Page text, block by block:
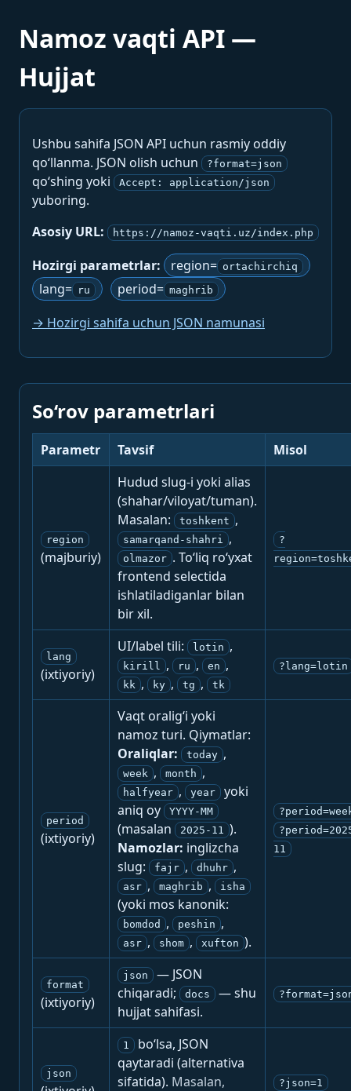
Namoz vaqti API —
Hujjat
Ushbu sahifa JSON API uchun rasmiy oddiy
qo‘llanma. JSON olish uchun
?format=json
qo‘shing yoki Accept: application/json
yuboring.
Asosiy URL:
https://namoz-vaqti.uz/index.php
Hozirgi parametrlar: region= ortachirchiq
lang= ru period= maghrib
→ Hozirgi sahifa uchun JSON namunasi
So‘rov parametrlari
Parametr Tavsif Misol
region
(majburiy)
Hudud slug-i yoki alias
(shahar/viloyat/tuman).
Masalan:
toshkent ,
samarqand-shahri ,
olmazor . To‘liq ro‘yxat
frontend selectida
ishlatiladiganlar bilan
bir xil.
?
lang
(ixtiyoriy)
UI/label tili: lotin ,
kirill , ru , en ,
kk , ky , tg , tk
?lang=lotin
period
(ixtiyoriy)
Vaqt oralig‘i yoki
namoz turi. Qiymatlar:
Oraliqlar:
today ,
week , month ,
halfyear , year
yoki
aniq oy
YYYY-MM
(masalan 2025-11 ).
Namozlar: inglizcha
slug:
fajr , dhuhr ,
asr , maghrib , isha
(yoki mos kanonik:
bomdod , peshin ,
asr , shom , xufton ).
11
format
(ixtiyoriy)
json
— JSON
chiqaradi;
docs
— shu
hujjat sahifasi.
json
1
bo‘lsa, JSON
qaytaradi (alternativa
sifatida). Masalan,
?json=1